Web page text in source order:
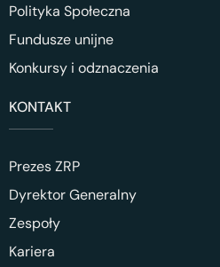
Polityka Społeczna
Fundusze unijne
Konkursy i odznaczenia
KONTAKT
Prezes ZRP
Dyrektor Generalny
Zespoły
Kariera